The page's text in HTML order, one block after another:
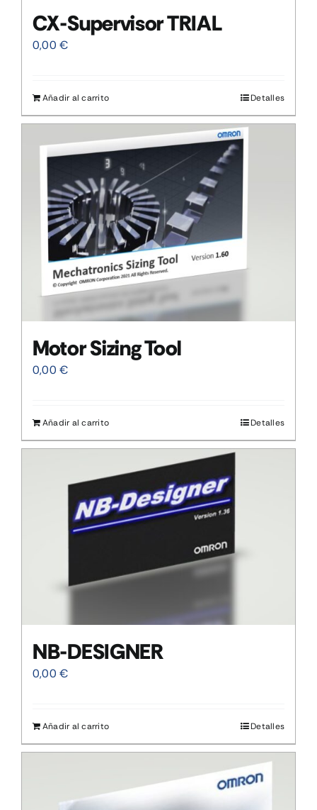
CX-Supervisor TRIAL
0,00€
Añadir al carrito Detalles
Motor Sizing Tool
0,00€
Añadir al carrito Detalles
NB-DESIGNER
0,00€
Añadir al carrito Detalles